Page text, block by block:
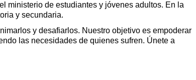
ministerio de estudiantes y jóvenes adultos. En la
y secundaria.
y desafiarlos. Nuestro objetivo es empoderar
las necesidades de quienes sufren. Únete a